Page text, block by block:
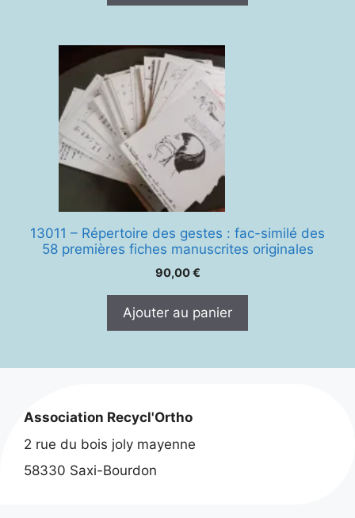
13011 – Répertoire des gestes : fac-similé des
58 premières fiches manuscrites originales
90,00€
Ajouter au panier
Association Recycl'Ortho
2 rue du bois joly mayenne
58330 Saxi-Bourdon